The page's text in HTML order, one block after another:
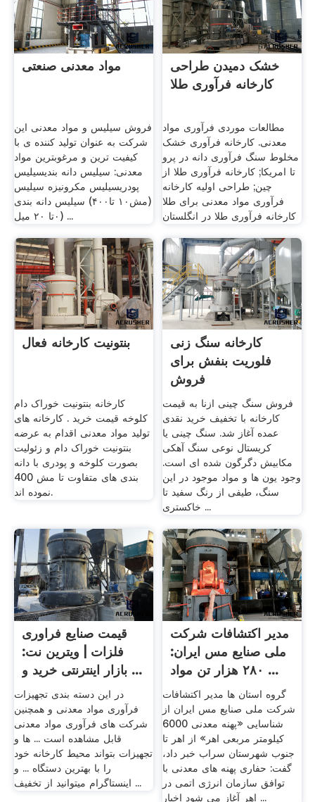
مواد معدنی صنعتی
فروش سیلیس و مواد معدنی این
شرکت به عنوان تولید کننده ی با
کیفیت ترین و مرغوبترین مواد
معدنی: سیلیس دانه بندیسیلیس
پودریسیلیس مکرونیزه سیلیس
(مش۱۰ تا۴۰۰) سیلیس دانه بندی
(۰تا ۲۰ میل ...
خشک دمیدن طراحی
کارخانه فرآوری طلا
مطالعات موردی فرآوری مواد
معدنی. کارخانه فرآوری خشک
مخلوط سنگ فرآوری دانه در پرو
تا امریکا; کارخانه فرآوری طلا از
چین; طراحی اولیه کارخانه
فرآوری مواد معدنی برای طلا
کارخانه فرآوری طلا در انگلستان
بنتونیت کارخانه فعال
کارخانه بنتونیت خوراک دام
کلوخه قیمت خرید . کارخانه های
تولید مواد معدنی اقدام به عرضه
بنتونیت خوراک دام و زئولیت
بصورت کلوخه و پودری با دانه
بندی های متفاوت تا مش 400
نموده اند.
کارخانه سنگ زنی
فلوریت بنفش برای
فروش
فروش سنگ چینی ازنا به قیمت
کارخانه با تخفیف خرید نقدی
عمده آغاز شد. سنگ چینی یا
کریستال نوعی سنگ آهکی
مکابیش دگرگون شده ای است.
وجود یون ها و مواد موجود در این
سنگ، طیفی از رنگ سفید تا
خاکستری ...
قیمت صنایع فراوری
فلزات | ویترین نت:
بازار اینترنتی خرید و ...
در این دسته بندی تجهیزات
فرآوری مواد معدنی و همچنین
شرکت های فرآوری مواد معدنی
قابل مشاهده است ... ها و
تجهیزات بتواند محیط کارخانه خود
را با بهترین دستگاه ... و
اینستاگرام میتوانید از تخفیف ...
مدیر اکتشافات شرکت
ملی صنایع مس ایران:
۲۸۰ هزار تن مواد ...
گروه استان ها مدیر اکتشافات
شرکت ملی صنایع مس ایران از
شناسایی «پهنه معدنی 6000
کیلومتر مربعی اهر» از اهر تا
جنوب شهرستان سراب خبر داد،
گفت: حفاری پهنه های معدنی با
توافق سازمان انرژی اتمی در
اهر آغاز می شود اخبار ...